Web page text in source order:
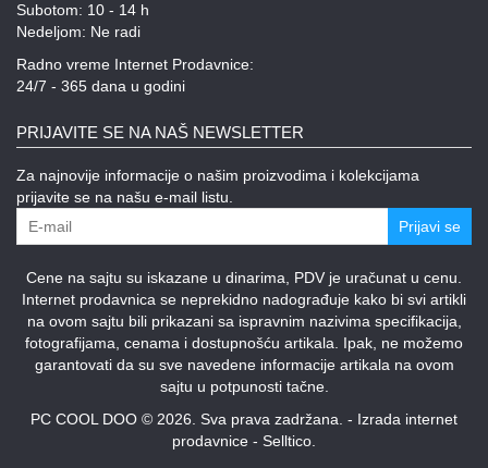
Subotom: 10 - 14 h
Nedeljom: Ne radi
Radno vreme Internet Prodavnice:
24/7 - 365 dana u godini
PRIJAVITE SE NA NAŠ NEWSLETTER
Za najnovije informacije o našim proizvodima i kolekcijama
prijavite se na našu e-mail listu.
Prijavi se
Cene na sajtu su iskazane u dinarima, PDV je uračunat u cenu.
Internet prodavnica se neprekidno nadograđuje kako bi svi artikli
na ovom sajtu bili prikazani sa ispravnim nazivima specifikacija,
fotografijama, cenama i dostupnošću artikala. Ipak, ne možemo
garantovati da su sve navedene informacije artikala na ovom
sajtu u potpunosti tačne.
PC COOL DOO © 2026. Sva prava zadržana. - Izrada internet
prodavnice - Selltico.